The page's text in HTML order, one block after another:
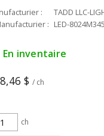
:
TADD LLC-
: LED-
En inventaire
$ / ch
ch